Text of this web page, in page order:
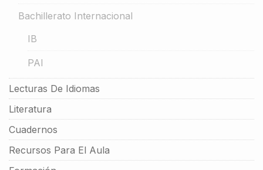
Bachillerato Internacional
IB
PAI
Lecturas De Idiomas
Literatura
Cuadernos
Recursos Para El Aula